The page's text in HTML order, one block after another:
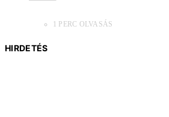
1 PERC OLVASÁS
HIRDETÉS